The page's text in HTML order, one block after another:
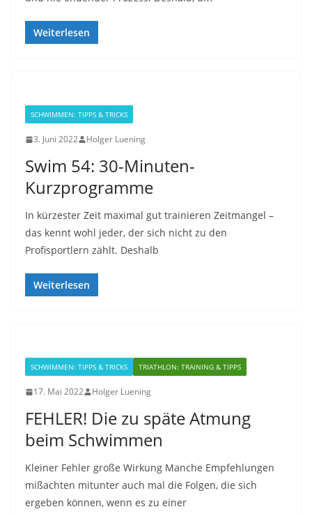
Weiterlesen
SCHWIMMEN: TIPPS & TRICKS
3. Juni 2022 Holger Luening
Swim 54: 30-Minuten-
Kurzprogramme
In kürzester Zeit maximal gut trainieren Zeitmangel –
das kennt wohl jeder, der sich nicht zu den
Profisportlern zählt. Deshalb
Weiterlesen
SCHWIMMEN: TIPPS & TRICKS TRIATHLON: TRAINING & TIPPS
17. Mai 2022 Holger Luening
FEHLER! Die zu späte Atmung
beim Schwimmen
Kleiner Fehler große Wirkung Manche Empfehlungen
mißachten mitunter auch mal die Folgen, die sich
ergeben können, wenn es zu einer